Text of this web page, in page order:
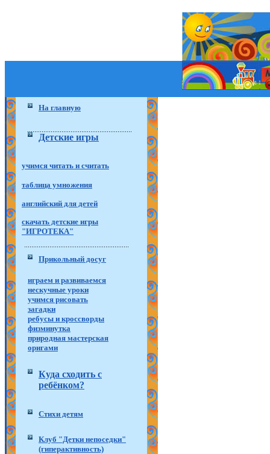
На главную
Детские игры
учимся читать и считать
таблица умножения
английский для детей
скачать детские игры
"ИГРОТЕКА"
Прикольный досуг
играем и развиваемся
нескучные уроки
учимся рисовать
загадки
ребусы и кроссворды
физминутка
природная мастерская
оригами
Куда сходить с
ребёнком?
Стихи детям
Клуб "Детки непоседки"
(гиперактивность)